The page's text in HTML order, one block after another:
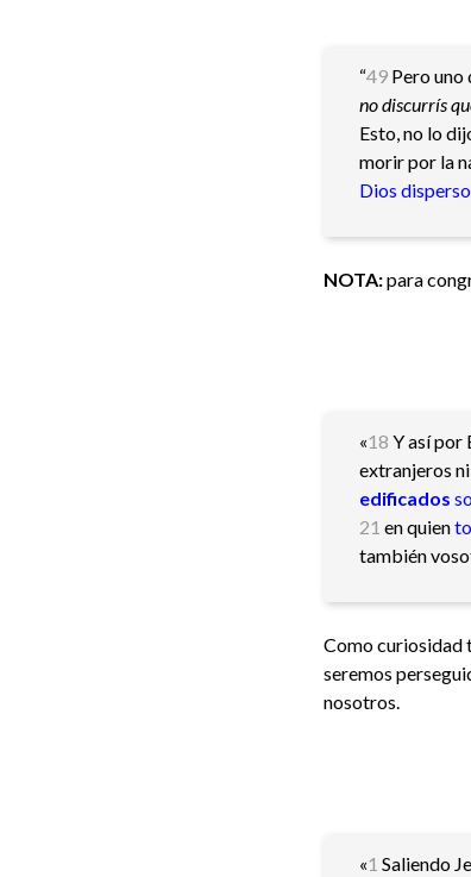
“49 Pero uno
no discurrís
Esto, no lo
morir por la
Dios
NOTA:para
«18 Y así por
extranjeros
edificados
21 en quien
también
Como curiosidad
seremos
nosotros.
«1 Saliendo